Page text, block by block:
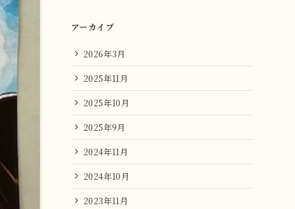
アーカイブ
2026年3月
2025年11月
2025年10月
2025年9月
2024年11月
2024年10月
2023年11月